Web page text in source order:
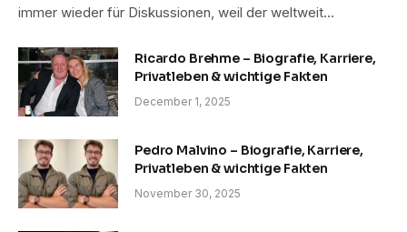
immer wieder für Diskussionen, weil der weltweit…
Ricardo Brehme – Biografie, Karriere,
Privatleben & wichtige Fakten
December 1, 2025
Pedro Malvino – Biografie, Karriere,
Privatleben & wichtige Fakten
November 30, 2025